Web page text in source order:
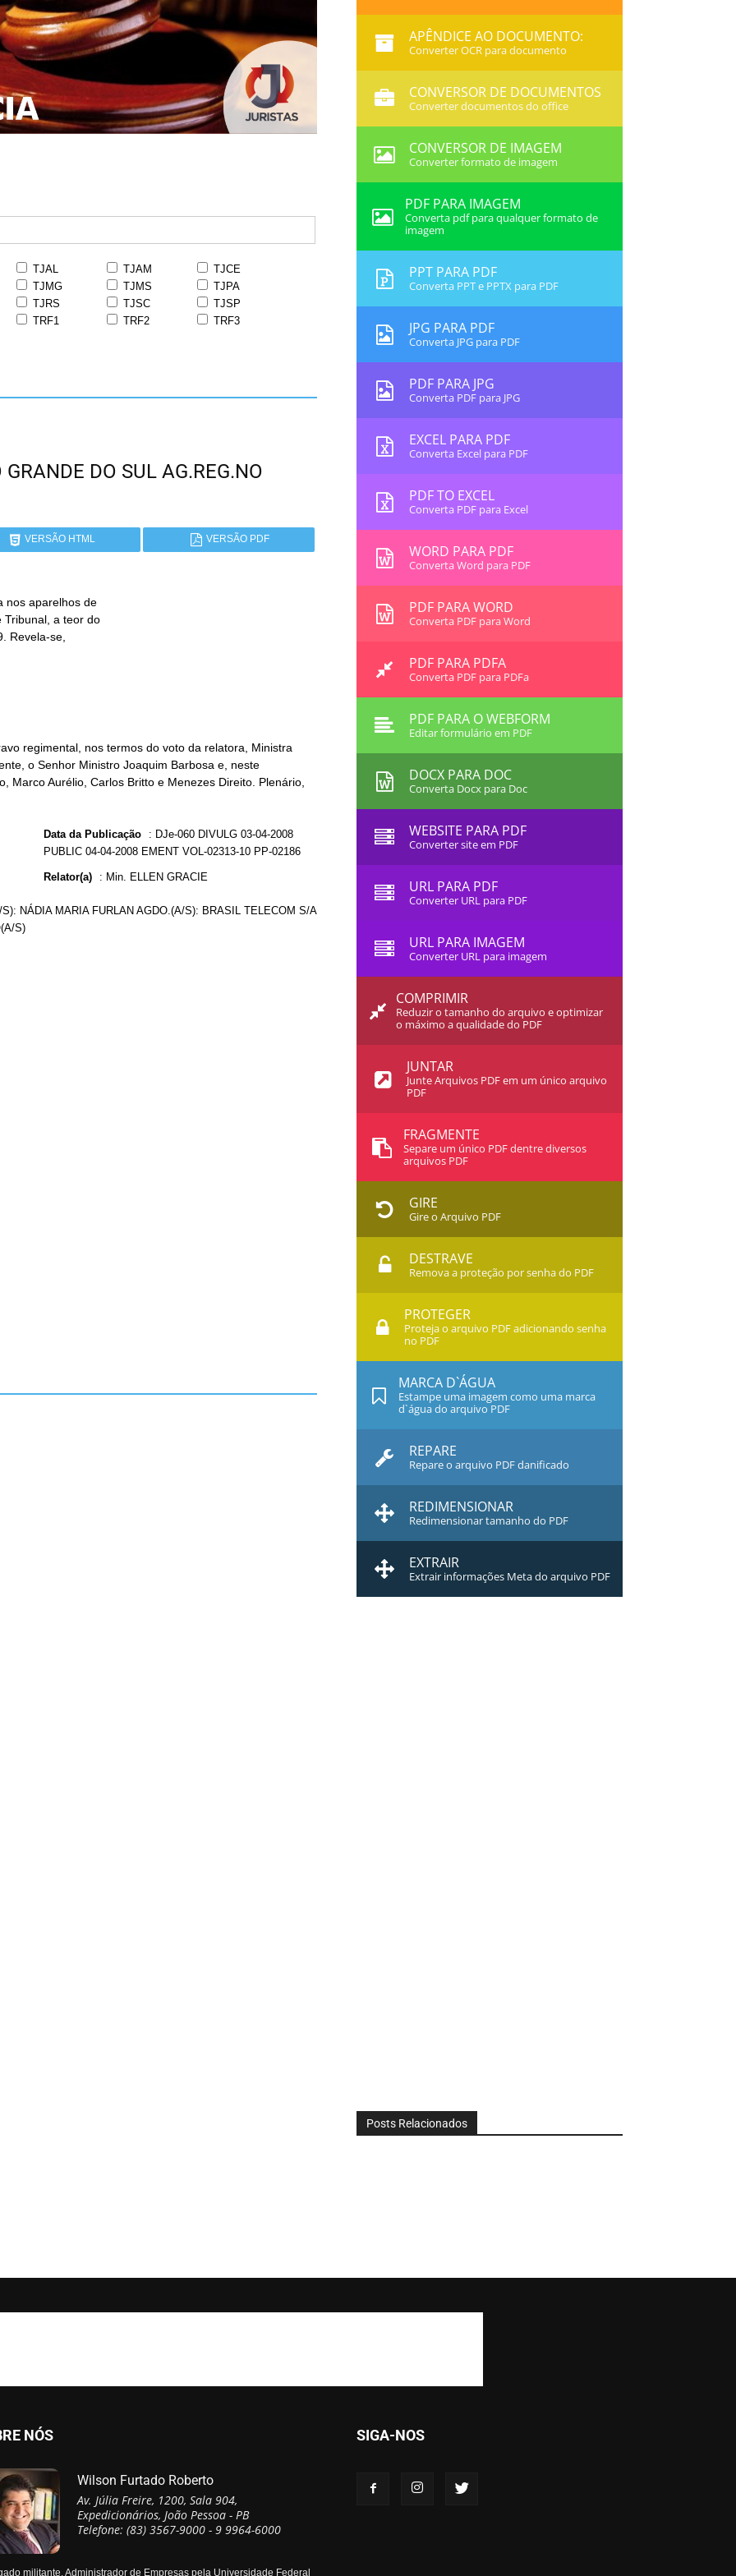
TJAL TJAM
TJCE
TJMG
TJMS
TJPA
TJRS
TJSC
TJSP
TRF1
TRF2 TRF3
DO SUL AG.REG.NO
VERSÃO HTML VERSÃO PDF
nos aparelhos de
regimental, nos termos do voto da relatora, Ministra
o Senhor Ministro Joaquim Barbosa e, neste
Marco Aurélio, Carlos Britto e Menezes Direito. Plenário,
Data da Publicação : DJe-060 DIVULG 03-04-2008
PUBLIC 04-04-2008 EMENT VOL-02313-10 PP-02186
Relator(a) : Min. ELLEN GRACIE
NÁDIA MARIA FURLAN AGDO.(A/S): BRASIL TELECOM S/A
S)
APÊNDICE AO DOCUMENTO:
Converter OCR para documento
CONVERSOR DE DOCUMENTOS
Converter documentos do office
CONVERSOR DE IMAGEM
Converter formato de imagem
PDF PARA IMAGEM
Converta pdf para qualquer formato de
imagem
PPT PARA PDF
Converta PPT e PPTX para PDF
JPG PARA PDF
Converta JPG para PDF
PDF PARA JPG
Converta PDF para JPG
EXCEL PARA PDF
Converta Excel para PDF
PDF TO EXCEL
Converta PDF para Excel
WORD PARA PDF
Converta Word para PDF
PDF PARA WORD
Converta PDF para Word
PDF PARA PDFA
Converta PDF para PDFa
PDF PARA O WEBFORM
Editar formulário em PDF
DOCX PARA DOC
Converta Docx para Doc
WEBSITE PARA PDF
Converter site em PDF
URL PARA PDF
Converter URL para PDF
URL PARA IMAGEM
Converter URL para imagem
COMPRIMIR
Reduzir o tamanho do arquivo e optimizar
o máximo a qualidade do PDF
JUNTAR
Junte Arquivos PDF em um único arquivo
PDF
FRAGMENTE
Separe um único PDF dentre diversos
arquivos PDF
GIRE
Gire o Arquivo PDF
DESTRAVE
Remova a proteção por senha do PDF
PROTEGER
Proteja o arquivo PDF adicionando senha
no PDF
MARCA D`ÁGUA
Estampe uma imagem como uma marca
d`água do arquivo PDF
REPARE
Repare o arquivo PDF danificado
REDIMENSIONAR
Redimensionar tamanho do PDF
EXTRAIR
Extrair informações Meta do arquivo PDF
Posts Relacionados
NÓS
Wilson Furtado Roberto
Av. Júlia Freire, 1200, Sala 904,
Expedicionários, João Pessoa - PB
Telefone: (83) 3567-9000 - 9 9964-6000
militante, Administrador de Empresas pela Universidade Federal
SIGA-NOS